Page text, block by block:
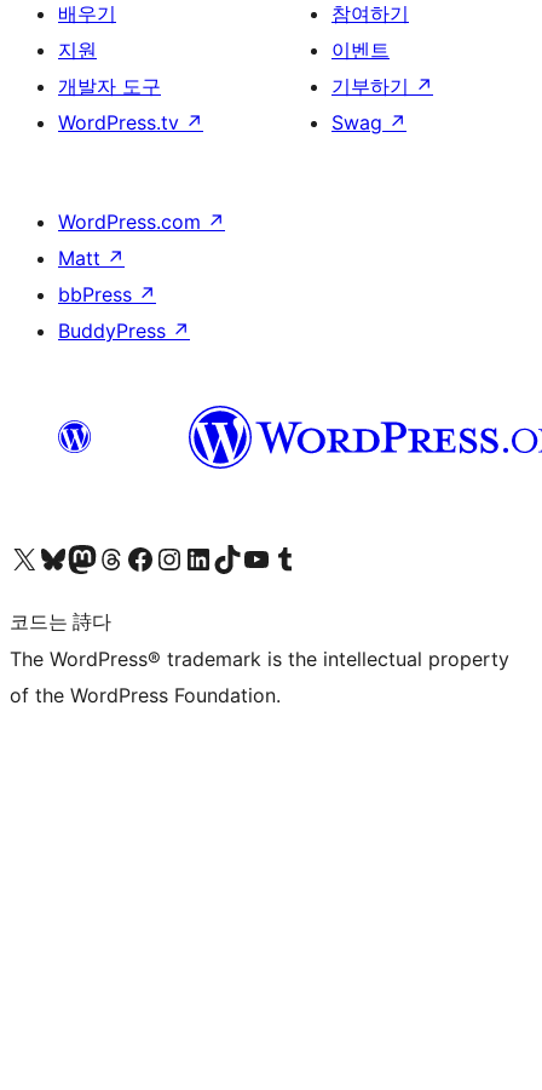
배우기
지원
개발자 도구
WordPress.tv ↗
참여하기
이벤트
기부하기 ↗
Swag ↗
WordPress.com ↗
Matt ↗
bbPress ↗
BuddyPress ↗
X(이전 트위터) 계정 방문하기블루스카이 계정 방문하기마스토돈 계정 방문하기스레드 계정 방문하기 페이스북 페이지 방문하기인스타그램 계정 방문하기 LinkedIn 계정 방문하기틱톡 계정 방문하기유튜브 채널 방문하기 텀블러 계정 방문하기
코드는 詩다
The WordPress® trademark is the intellectual property
of the WordPress Foundation.